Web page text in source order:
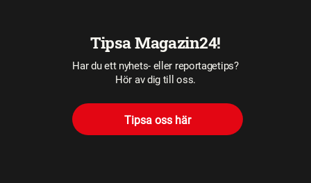
Tipsa Magazin24!
Har du ett nyhets- eller reportagetips?
Hör av dig till oss.
Tipsa oss här